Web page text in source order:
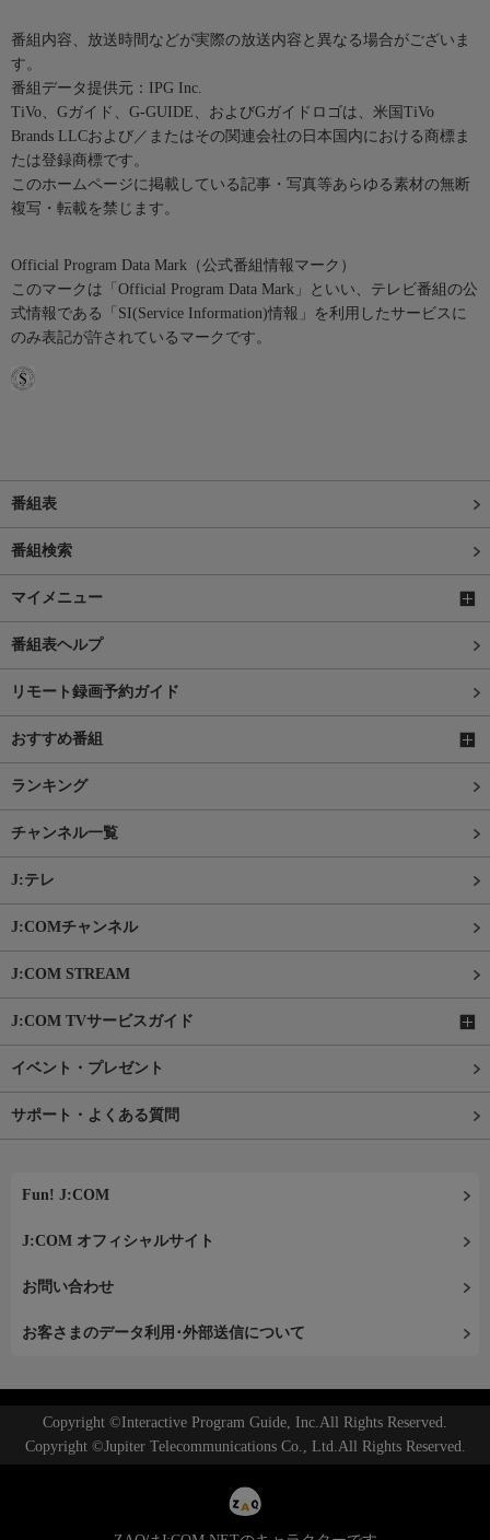
番組内容、放送時間などが実際の放送内容と異なる場合がございま
す。
番組データ提供元：IPG Inc.
TiVo、Gガイド、G-GUIDE、およびGガイドロゴは、米国TiVo
Brands LLCおよび／またはその関連会社の日本国内における商標ま
たは登録商標です。
このホームページに掲載している記事・写真等あらゆる素材の無断
複写・転載を禁じます。
Official Program Data Mark（公式番組情報マーク）
このマークは「Official Program Data Mark」といい、テレビ番組の公
式情報である「SI(Service Information)情報」を利用したサービスに
のみ表記が許されているマークです。
番組表
番組検索
マイメニュー
番組表ヘルプ
リモート録画予約ガイド
おすすめ番組
ランキング
チャンネル一覧
J:テレ
J:COMチャンネル
J:COM STREAM
J:COM TVサービスガイド
イベント・プレゼント
サポート・よくある質問
Fun! J:COM
J:COM オフィシャルサイト
お問い合わせ
お客さまのデータ利用･外部送信について
Copyright ©Interactive Program Guide, Inc.All Rights Reserved.
Copyright ©Jupiter Telecommunications Co., Ltd.All Rights Reserved.